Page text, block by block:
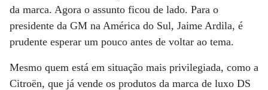
da marca. Agora o assunto ficou de lado. Para o
presidente da GM na América do Sul, Jaime Ardila, é
prudente esperar um pouco antes de voltar ao tema.
Mesmo quem está em situação mais privilegiada, como a
Citroën, que já vende os produtos da marca de luxo DS